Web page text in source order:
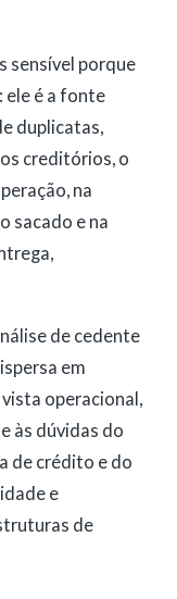
sensível porque
ele é a fonte
duplicatas,
creditórios, o
na
sacado e na
de cedente
em
operacional,
às dúvidas do
de crédito e do
e
de